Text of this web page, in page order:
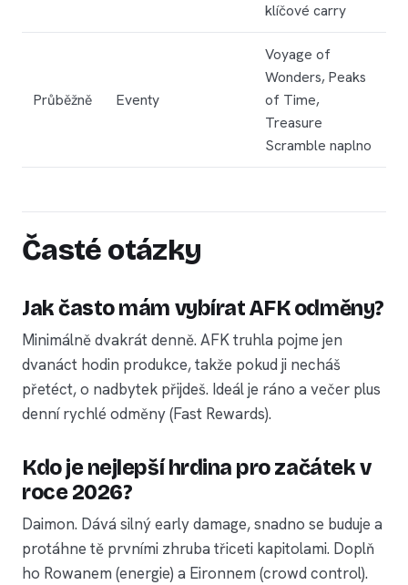
klíčové carry
Průběžně Eventy
Voyage of
Wonders, Peaks
of Time,
Treasure
Scramble naplno
Časté otázky
Jak často mám vybírat AFK odměny?
Minimálně dvakrát denně. AFK truhla pojme jen
dvanáct hodin produkce, takže pokud ji necháš
přetéct, o nadbytek přijdeš. Ideál je ráno a večer plus
denní rychlé odměny (Fast Rewards).
Kdo je nejlepší hrdina pro začátek v
roce 2026?
Daimon. Dává silný early damage, snadno se buduje a
protáhne tě prvními zhruba třiceti kapitolami. Doplň
ho Rowanem (energie) a Eironnem (crowd control).